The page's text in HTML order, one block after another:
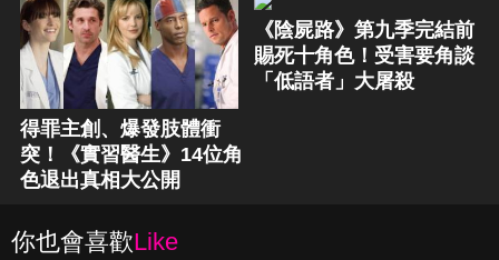
得罪主創、爆發肢體衝
突！《實習醫生》14位角
色退出真相大公開
《陰屍路》第九季完結前
賜死十角色！受害要角談
「低語者」大屠殺
你也會喜歡Like